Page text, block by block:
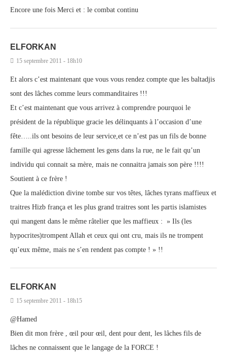
Encore une fois Merci et : le combat continu
ELFORKAN
15 septembre 2011 - 18h10
Et alors c’est maintenant que vous vous rendez compte que les baltadjis
sont des lâches comme leurs commanditaires !!!
Et c’est maintenant que vous arrivez à comprendre pourquoi le
président de la république gracie les délinquants à l’occasion d’une
fête…..ils ont besoins de leur service,et ce n’est pas un fils de bonne
famille qui agresse lâchement les gens dans la rue, ne le fait qu’un
individu qui connait sa mère, mais ne connaitra jamais son père !!!!
Soutient à ce frère !
Que la malédiction divine tombe sur vos têtes, lâches tyrans maffieux et
traitres Hizb frança et les plus grand traitres sont les partis islamistes
qui mangent dans le même râtelier que les maffieux : » Ils (les
hypocrites)trompent Allah et ceux qui ont cru, mais ils ne trompent
qu’eux même, mais ne s’en rendent pas compte ! » !!
ELFORKAN
15 septembre 2011 - 18h15
@Hamed
Bien dit mon frère , œil pour œil, dent pour dent, les lâches fils de
lâches ne connaissent que le langage de la FORCE !